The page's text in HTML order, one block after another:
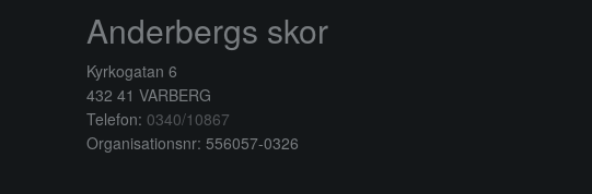
Anderbergs skor
Kyrkogatan 6
432 41 VARBERG
Telefon: 0340/10867
Organisationsnr: 556057-0326